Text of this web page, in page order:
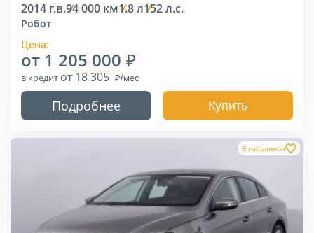
2014 г.в.94 000 км1.8 л152 л.с.
Робот
Цена:
от 1 205 000
в кредит от 18 305
Подробнее Купить
В избранное